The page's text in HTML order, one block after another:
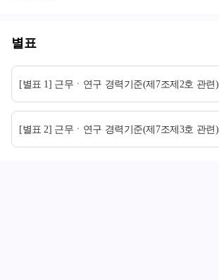
별표
[별표 1] 근무ㆍ연구 경력기준(제7조제2호 관련)
[별표 2] 근무ㆍ연구 경력기준(제7조제3호 관련)